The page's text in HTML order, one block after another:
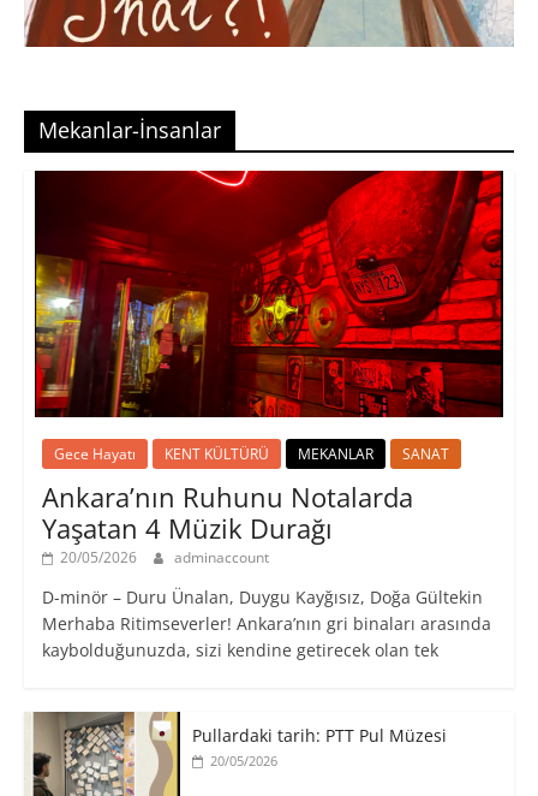
Mekanlar-İnsanlar
Gece Hayatı KENT KÜLTÜRÜ MEKANLAR SANAT
Ankara’nın Ruhunu Notalarda
Yaşatan 4 Müzik Durağı
20/05/2026 adminaccount
D-minör – Duru Ünalan, Duygu Kayğısız, Doğa Gültekin
Merhaba Ritimseverler! Ankara’nın gri binaları arasında
kaybolduğunuzda, sizi kendine getirecek olan tek
Pullardaki tarih: PTT Pul Müzesi
20/05/2026